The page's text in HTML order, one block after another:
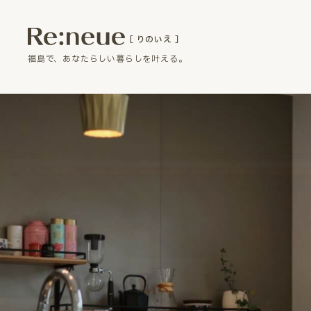
［ りのいえ ］
福島で、あなたらしい暮らしを叶える。